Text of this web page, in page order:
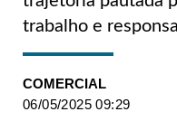
trabalho e
COMERCIAL
06/05/2025 09:29